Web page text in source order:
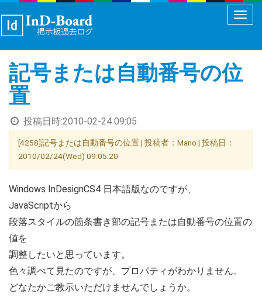
メ
ュ
ー
切
え
記号または自動番号の位
置
投稿日時:2010-02-24 09:05
[4258]記号または自動番号の位置 | 投稿者：Mano | 投稿日：
2010/02/24(Wed) 09:05:20
Windows InDesignCS4 日本語版なのですが、
JavaScriptから
段落スタイルの箇条書き部の記号または自動番号の位置の
値を
調整したいと思っています。
色々調べて見たのですが、プロパティがわかりません。
どなたかご教示いただけませんでしょうか。